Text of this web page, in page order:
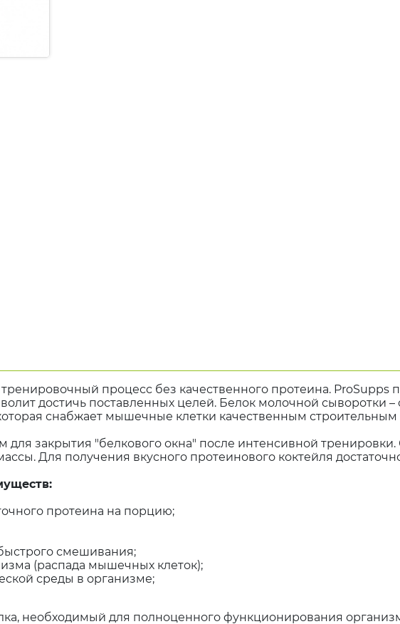
процесс без качественного протеина. ProSupps
достичь поставленных целей. Белок молочной сыворотки
снабжает мышечные клетки качественным
для закрытия "белкового окна" после интенсивной
Для получения вкусного протеинового коктейля
протеина на порцию;
смешивания;
(распада мышечных клеток);
среды в организме;
необходимый для полноценного функционирования